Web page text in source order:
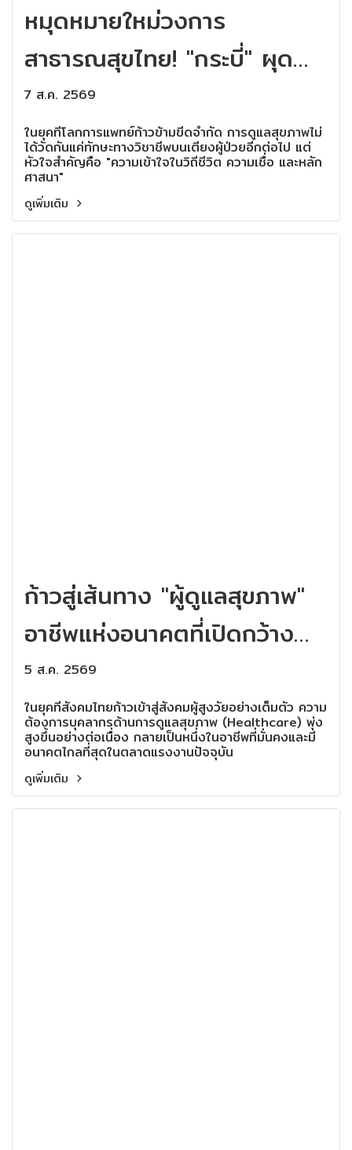
หมุดหมายใหม่วงการ
สาธารณสุขไทย! "กระบี่" ผุด
สถาบันแรกและแห่งเดียวใน
ประเทศ เปิดหลักสูตร "Halal
Nursing" ยกระดับการดูแลผู้
ป่วยข้ามวัฒนธรรม
7 ส.ค. 2569
ในยุคที่โลกการแพทย์ก้าวข้ามขีดจำกัด การดูแลสุขภาพไม่
ได้วัดกันแค่ทักษะทางวิชาชีพบนเตียงผู้ป่วยอีกต่อไป แต่
หัวใจสำคัญคือ "ความเข้าใจในวิถีชีวิต ความเชื่อ และหลัก
ศาสนา"
ดูเพิ่มเติม
ก้าวสู่เส้นทาง "ผู้ดูแลสุขภาพ"
อาชีพแห่งอนาคตที่เปิดกว้าง
สำหรับทุกคน!
5 ส.ค. 2569
ในยุคที่สังคมไทยก้าวเข้าสู่สังคมผู้สูงวัยอย่างเต็มตัว ความ
ต้องการบุคลากรด้านการดูแลสุขภาพ (Healthcare) พุ่ง
สูงขึ้นอย่างต่อเนื่อง กลายเป็นหนึ่งในอาชีพที่มั่นคงและมี
อนาคตไกลที่สุดในตลาดแรงงานปัจจุบัน
ดูเพิ่มเติม